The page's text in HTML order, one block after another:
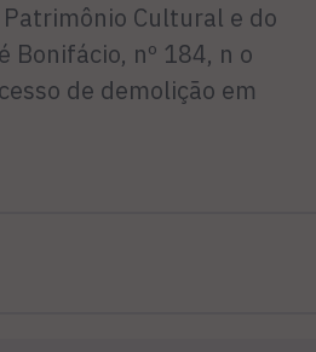
Cultural e do
Bonifácio, nº 184, n o
de demolição em